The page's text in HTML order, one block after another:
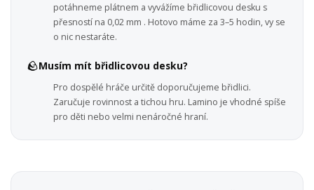
potáhneme plátnem a vyvážíme břidlicovou desku s
přesností na 0,02 mm . Hotovo máme za 3–5 hodin, vy se
o nic nestaráte.
🪨Musím mít břidlicovou desku?
Pro dospělé hráče určitě doporučujeme břidlici.
Zaručuje rovinnost a tichou hru. Lamino je vhodné spíše
pro děti nebo velmi nenáročné hraní.